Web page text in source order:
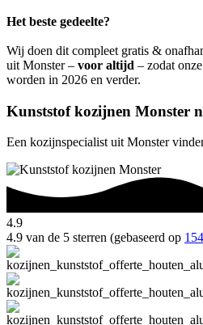
Het beste gedeelte?
Wij doen dit compleet gratis &
uit Monster – voor altijd – zodat
worden in 2026 en verder.
Kunststof kozijnen Monster
Een kozijnspecialist uit Monster
4.9
4.9 van de 5 sterren (gebaseerd op